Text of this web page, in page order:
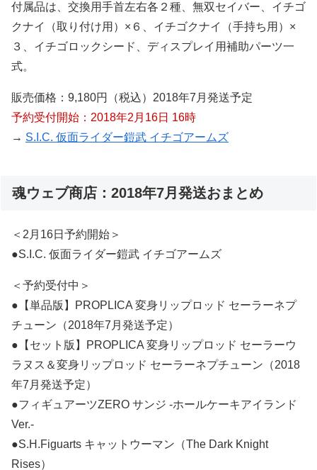
付属品は、交換用手首左右各２種、無双セイバー、イチゴ
クナイ（取り付け用）×６、イチゴクナイ（手持ち用）×
３、イチゴロックシード、ディスプレイ用補助パーツ一
式。
販売価格：9,180円（税込）2018年7月発送予定
予約受付開始：2018年2月16日 16時
→ S.I.C. 仮面ライダー鎧武 イチゴアームズ
魂ウェブ商店：2018年7月発送おまとめ
＜2月16日予約開始＞
●S.I.C. 仮面ライダー鎧武 イチゴアームズ
＜予約受付中＞
●【単品版】PROPLICA 変身リップロッド セーラーネプ
チューン（2018年7月発送予定）
●【セット版】PROPLICA 変身リップロッド セーラーウ
ラヌス＆変身リップロッド セーラーネプチューン（2018
年7月発送予定）
●フィギュアーツZERO サンジ -ホールケーキアイランド
Ver.-
●S.H.Figuarts キャットウーマン（The Dark Knight
Rises）